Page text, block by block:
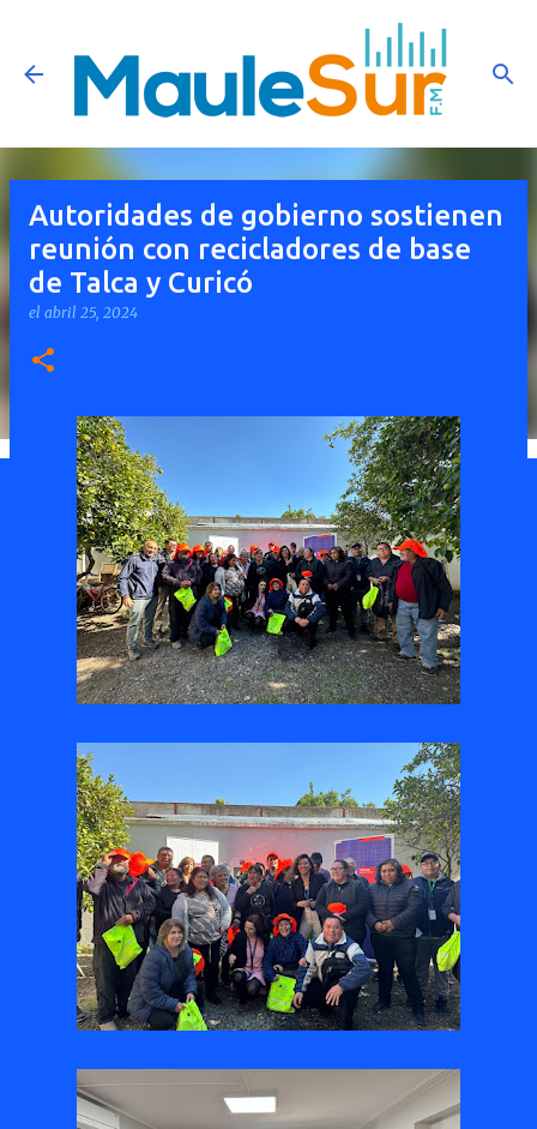
Ir al contenido principal
Autoridades de gobierno sostienen
reunión con recicladores de base
de Talca y Curicó
el abril 25, 2024